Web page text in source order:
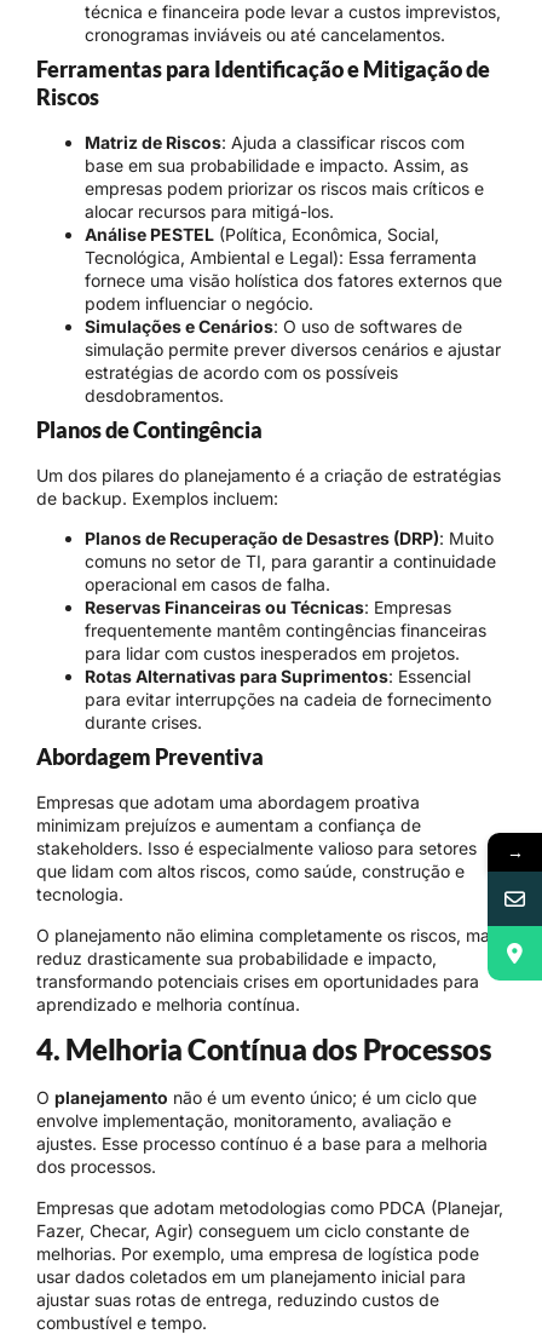
técnica e financeira pode levar a custos imprevistos,
cronogramas inviáveis ou até cancelamentos.
Ferramentas para Identificação e Mitigação de
Riscos
Matriz de Riscos: Ajuda a classificar riscos com
base em sua probabilidade e impacto. Assim, as
empresas podem priorizar os riscos mais críticos e
alocar recursos para mitigá-los.
Análise PESTEL (Política, Econômica, Social,
Tecnológica, Ambiental e Legal): Essa ferramenta
fornece uma visão holística dos fatores externos que
podem influenciar o negócio.
Simulações e Cenários: O uso de softwares de
simulação permite prever diversos cenários e ajustar
estratégias de acordo com os possíveis
desdobramentos.
Planos de Contingência
Um dos pilares do planejamento é a criação de estratégias
de backup. Exemplos incluem:
Planos de Recuperação de Desastres (DRP): Muito
comuns no setor de TI, para garantir a continuidade
operacional em casos de falha.
Reservas Financeiras ou Técnicas: Empresas
frequentemente mantêm contingências financeiras
para lidar com custos inesperados em projetos.
Rotas Alternativas para Suprimentos: Essencial
para evitar interrupções na cadeia de fornecimento
durante crises.
Abordagem Preventiva
Empresas que adotam uma abordagem proativa
minimizam prejuízos e aumentam a confiança de
stakeholders. Isso é especialmente valioso para setores
que lidam com altos riscos, como saúde, construção e
tecnologia.
O planejamento não elimina completamente os riscos, mas
reduz drasticamente sua probabilidade e impacto,
transformando potenciais crises em oportunidades para
aprendizado e melhoria contínua.
4. Melhoria Contínua dos Processos
O planejamento não é um evento único; é um ciclo que
envolve implementação, monitoramento, avaliação e
ajustes. Esse processo contínuo é a base para a melhoria
dos processos.
Empresas que adotam metodologias como PDCA (Planejar,
Fazer, Checar, Agir) conseguem um ciclo constante de
melhorias. Por exemplo, uma empresa de logística pode
usar dados coletados em um planejamento inicial para
ajustar suas rotas de entrega, reduzindo custos de
combustível e tempo.
→